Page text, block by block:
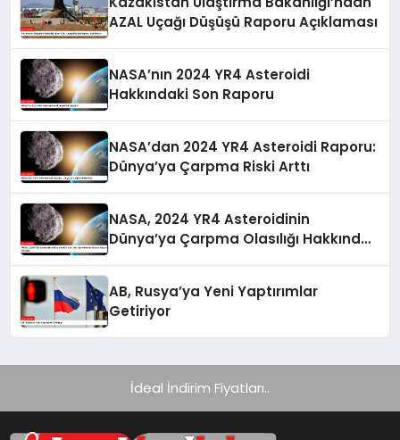
AZAL Uçağı Düşüşü Raporu Açıklaması
NASA’nın 2024 YR4 Asteroidi
Hakkındaki Son Raporu
NASA’dan 2024 YR4 Asteroidi Raporu:
Dünya’ya Çarpma Riski Arttı
NASA, 2024 YR4 Asteroidinin
Dünya’ya Çarpma Olasılığı Hakkında
AB, Rusya’ya Yeni Yaptırımlar
Getiriyor
İdeal İndirim Fiyatları..